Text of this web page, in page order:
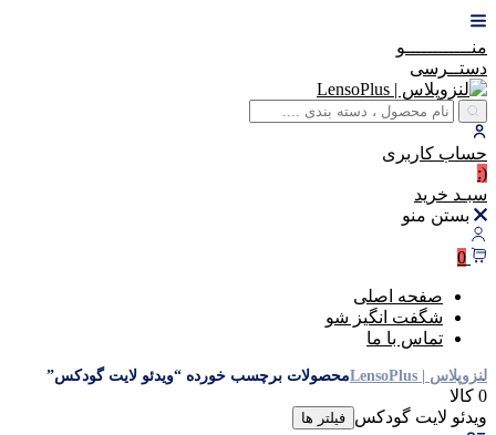
منــــــــــــو
دستــرسی
حساب کاربری
(:
سبـد خرید
بستن منو
0
صفحه اصلی
شگفت انگیز شو
تماس با ما
لنزوپلاس | LensoPlus محصولات برچسب خورده “ویدئو لایت گودکس”
0 کالا
ویدئو لایت گودکس فیلتر ها